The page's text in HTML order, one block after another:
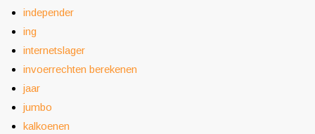
independer
ing
internetslager
invoerrechten berekenen
jaar
jumbo
kalkoenen